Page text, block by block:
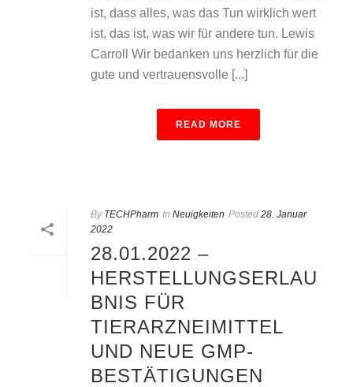
ist, dass alles, was das Tun wirklich wert
ist, das ist, was wir für andere tun. Lewis
Carroll Wir bedanken uns herzlich für die
gute und vertrauensvolle [...]
READ MORE
By TECHPharm In Neuigkeiten Posted 28. Januar
2022
28.01.2022 –
HERSTELLUNGSERLAU
BNIS FÜR
TIERARZNEIMITTEL
UND NEUE GMP-
BESTÄTIGUNGEN